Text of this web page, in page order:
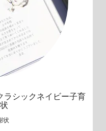
ラシックネイビー子育
状